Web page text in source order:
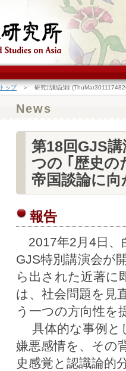
トップ＞ 研究活動記録
News
第18回GJS
つの ｢歴史の
帝国談論に
報告
2017年2月4日、
GJS特別講演会が
ら出された近著に
は、社会問題を見
う一つの方向性を
具体的な事例と
嫌悪感情を、その
史感覚と認識論的